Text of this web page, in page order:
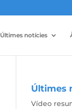
Últimes notícies
Últimes
Vídeo